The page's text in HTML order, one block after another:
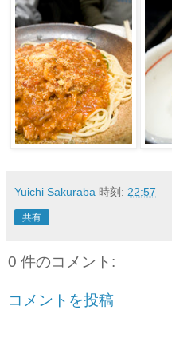
Yuichi Sakuraba 時刻: 22:57
共有
0 件のコメント:
コメントを投稿